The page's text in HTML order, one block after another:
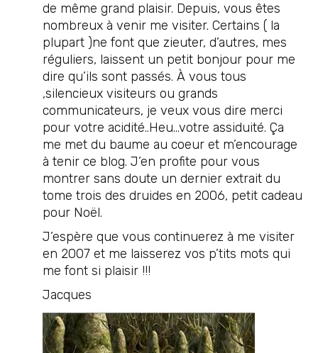
de même grand plaisir. Depuis, vous êtes
nombreux à venir me visiter. Certains ( la
plupart )ne font que zieuter, d’autres, mes
réguliers, laissent un petit bonjour pour me
dire qu’ils sont passés. À vous tous
,silencieux visiteurs ou grands
communicateurs, je veux vous dire merci
pour votre acidité..Heu…votre assiduité. Ça
me met du baume au coeur et m’encourage
à tenir ce blog. J’en profite pour vous
montrer sans doute un dernier extrait du
tome trois des druides en 2006, petit cadeau
pour Noël.
J’espère que vous continuerez à me visiter
en 2007 et me laisserez vos p’tits mots qui
me font si plaisir !!!
Jacques